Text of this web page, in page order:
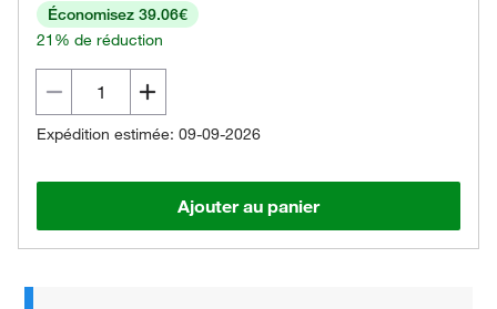
Économisez 39.06€
21% de réduction
Expédition estimée: 09-09-2026
Ajouter au panier